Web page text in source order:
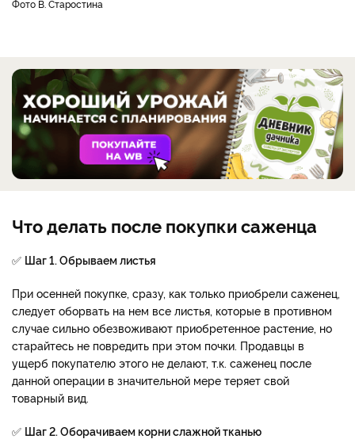
фото В. Старостина
Что делать после покупки саженца
✅ Шаг 1. Обрываем листья
При осенней покупке, сразу, как только приобрели саженец,
следует оборвать на нем все листья, которые в противном
случае сильно обезвоживают приобретенное растение, но
старайтесь не повредить при этом почки. Продавцы в
ущерб покупателю этого не делают, т.к. саженец после
данной операции в значительной мере теряет свой
товарный вид.
✅ Шаг 2. Оборачиваем корни слажной тканью